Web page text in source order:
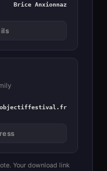
Brice Anxionnaz
Your download link